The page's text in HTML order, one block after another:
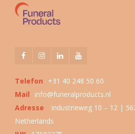
Telefon
+31 40 248 50 60
Mail
info@funeralproducts.nl
Adresse
Industrieweg 10 – 12 |
Netherlands